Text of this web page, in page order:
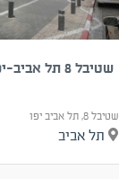
שטיבל 8 תל אביב-יפו
שטיבל 8, תל אביב יפו
תל אביב